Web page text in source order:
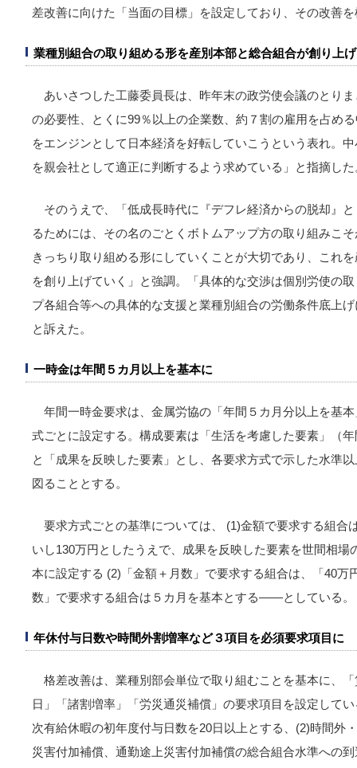
差改善に向けた「当面の目標」を設定しており、その改善
業種別組合の取り組める形を産別本部と総合組合が創り上
あいさつした工藤委員長は、昨年末の政労使会議のとり
の必要性、とくに99％以上の企業数、約７割の雇用を占め
をエンジンとして日本経済を好転していこうという表れ。
を親会社として適正に判断するよう求めている」と指摘した
そのうえで、「低成長時代に『デフレ経済からの脱却』
るためには、その名のごとくボトムアップ方の取り組みこ
きっちり取り組める形にしていくことが大切であり、これ
を創り上げていく」と強調。「具体的な交渉は個別労使の
プ各組合等への具体的な支援と業種別組合の労働条件底上
と訴えた。
一時金は年間５カ月以上を基本に
年間一時金要求は、金属労協の「年間５カ月分以上を基
式ごとに設定する。構成要素は「生活を考慮した要素」（
と「成果を反映した要素」とし、各要求方式で示した水準
図ることとする。
要求方式ごとの基準については、 (1)金額で要求する組合
いし130万円としたうえで、成果を反映した要素を世間相場
本に設定する (2)「金額＋月数」で要求する組合は、「40万
数」で要求する組合は５カ月を基本とする――としている。
年休付与日数や時間外割増率など３項目を必須要求項目に
格差改善は、業種別部会単位で取り組むことを基本に、
日」「諸割増率」「労災通災補償」の要求項目を設定して
次有給休暇の初年度付与日数を20日以上とする、(2)時間外
災害付加補償、通勤途上災害付加補償の総合組合水準への